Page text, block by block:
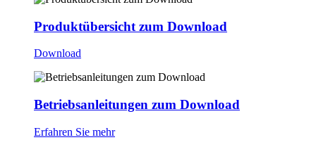
Produktübersicht zum Download
Download
Betriebsanleitungen zum Download
Erfahren Sie mehr